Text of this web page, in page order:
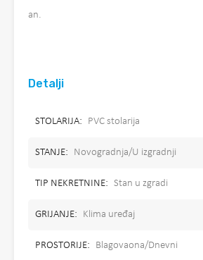
an.
Detalji
STOLARIJA: PVC stolarija
STANJE: Novogradnja/U izgradnji
TIP NEKRETNINE: Stan u zgradi
GRIJANJE: Klima uređaj
PROSTORIJE:
Blagovaona/Dnevni